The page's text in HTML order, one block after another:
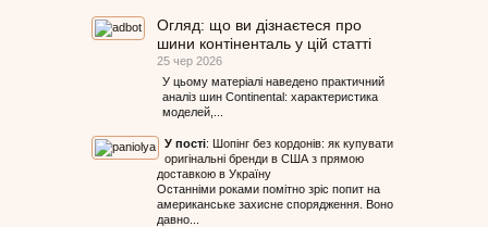
Огляд: що ви дізнаєтеся про
шини контіненталь у цій статті
25 чер 2026
У цьому матеріалі наведено практичний
аналіз шин Continental: характеристика
моделей,...
У пості: Шопінг без кордонів: як купувати
оригінальні бренди в США з прямою
доставкою в Україну
Останніми роками помітно зріс попит на
американське захисне спорядження. Воно
давно...